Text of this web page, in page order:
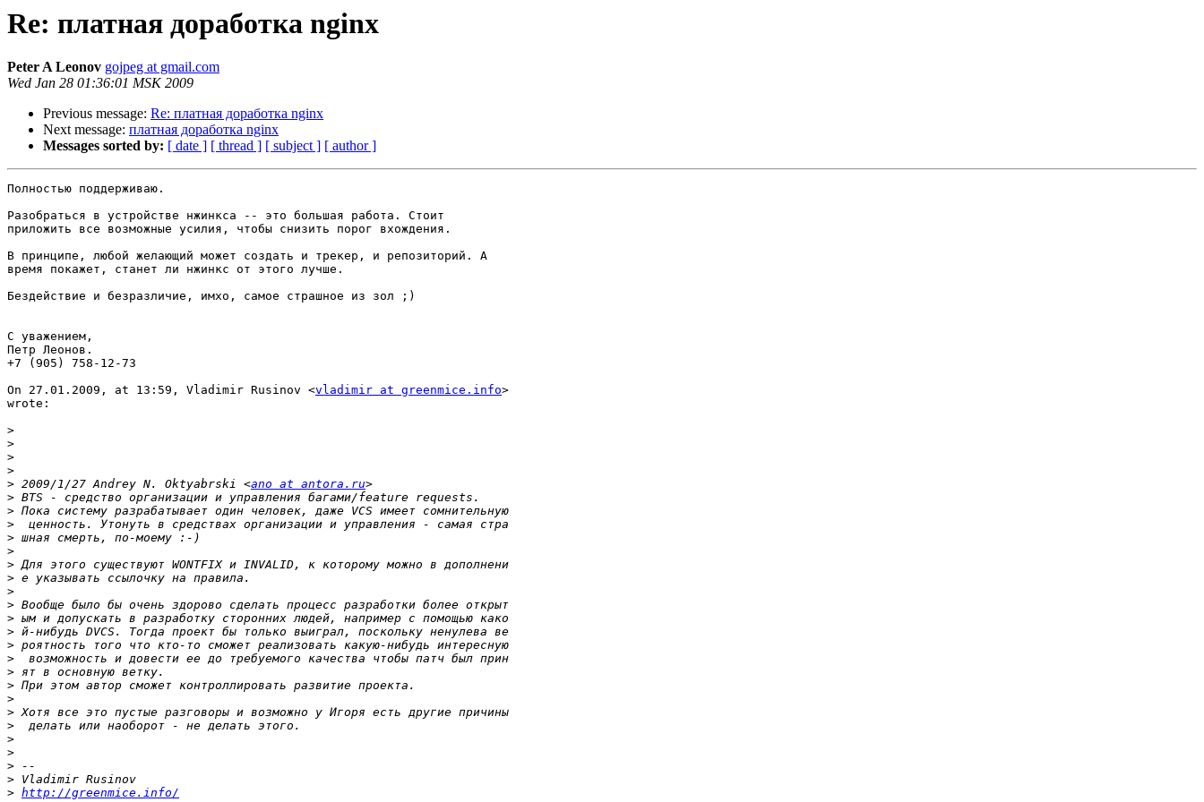
Re: платная доработка nginx
Peter A Leonov gojpeg at gmail.com
Wed Jan 28 01:36:01 MSK 2009
Previous message: Re: платная доработка nginx
Next message: платная доработка nginx
Messages sorted by: [ date ] [ thread ] [ subject ] [ author ]
Полностью поддерживаю.
Разобраться в устройстве нжинкса -- это большая работа. Стоит
приложить все возможные усилия, чтобы снизить порог вхождения.
В принципе, любой желающий может создать и трекер, и репозиторий. А
время покажет, станет ли нжинкс от этого лучше.
Бездействие и безразличие, имхо, самое страшное из зол ;)
С уважением,
Петр Леонов.
+7 (905) 758-12-73
On 27.01.2009, at 13:59, Vladimir Rusinov <vladimir at greenmice.info>
wrote:
>
>
>
>
> 2009/1/27 Andrey N. Oktyabrski <ano at antora.ru
>
>
>
>
>
>
>
>
>
>
>
>
>
>
>
>
>
>
>
>
>
>
> http://greenmice.info/